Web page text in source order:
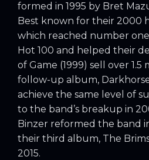
formed in 1995 by Bret
Best known for their 2000
which reached number
Hot 100 and helped their
of Game (1999) sell over
follow-up album,
achieve the same level of
to the band’s breakup in
Binzer reformed the band
their third album, The
2015.